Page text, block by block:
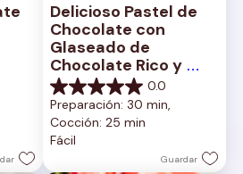
Delicioso Pastel de
Chocolate con
Glaseado de
Chocolate Rico y
Cremoso
0.0
0.0
de
5
estrellas.
Preparación: 30 min,
Cocción: 25 min
Fácil
Guardar